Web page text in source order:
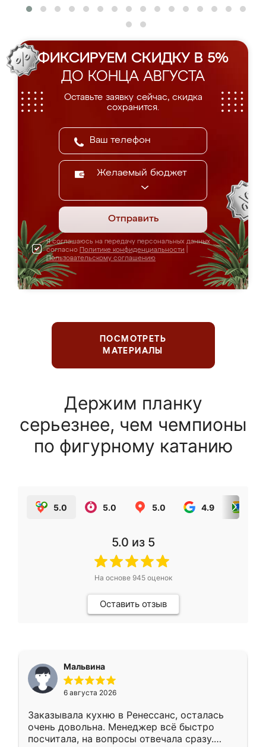
ФИКСИРУЕМ СКИДКУ В 5%
ДО КОНЦА АВГУСТА
Оставьте заявку сейчас, скидка
сохранится.
Желаемый бюджет
Отправить
Я соглашаюсь на передачу персональных данных
согласно Политике конфиденциальности
Пользовательскому соглашению
ПОСМОТРЕТЬ
МАТЕРИАЛЫ
Держим планку
серьезнее, чем чемпионы
по фигурному катанию
5.0 5.0 5.0 4.9
5.0 из 5
На основе 945оценок
Оставить отзыв
Мальвина
6 августа 2026
Заказывала кухню в Ренессанс, осталась
очень довольна. Менеджер всё быстро
посчитала, на вопросы отвечала сразу.